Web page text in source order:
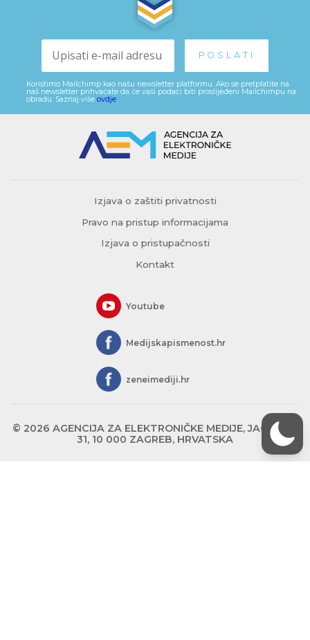
Koristimo Mailchimp kao našu newsletter platformu. Ako se pretplatite na
naš newsletter prihvaćate da će vaši podaci biti proslijeđeni Mailchimpu na
obradu. Saznaj više ovdje.
Izjava o zaštiti privatnosti
Pravo na pristup informacijama
Izjava o pristupačnosti
Kontakt
Youtube
Medijskapismenost.hr
zeneimediji.hr
© 2026 AGENCIJA ZA ELEKTRONIČKE MEDIJE, JAGIĆEVA
31, 10 000 ZAGREB, HRVATSKA